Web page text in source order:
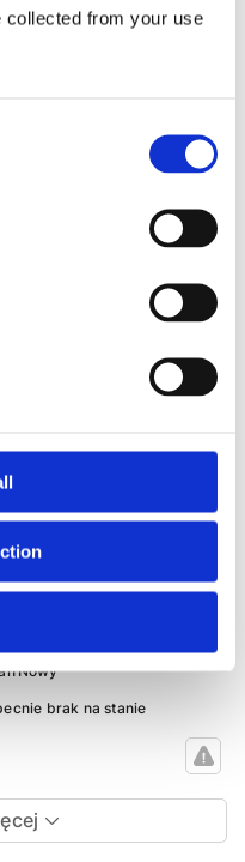
collected from your use
14, Hyundai Santa Fe 06-12,
Optima 10-16
artykułu:
Nowy
brak na stanie